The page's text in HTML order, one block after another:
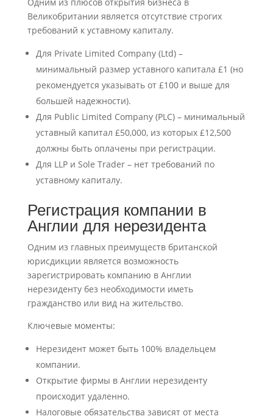
Великобритании является отсутствие строгих
требований к уставному капиталу.
Для Private Limited Company (Ltd) –
минимальный размер уставного капитала £1 (но
рекомендуется указывать от £100 и выше для
большей надежности).
Для Public Limited Company (PLC) – минимальный
уставный капитал £50,000, из которых £12,500
должны быть оплачены при регистрации.
Для LLP и Sole Trader – нет требований по
уставному капиталу.
Регистрация компании в
Англии для нерезидента
Одним из главных преимуществ британской
юрисдикции является возможность
зарегистрировать компанию в Англии
нерезиденту без необходимости иметь
гражданство или вид на жительство.
Ключевые моменты:
Нерезидент может быть 100% владельцем
компании.
Открытие фирмы в Англии нерезиденту
происходит удаленно.
Налоговые обязательства зависят от места